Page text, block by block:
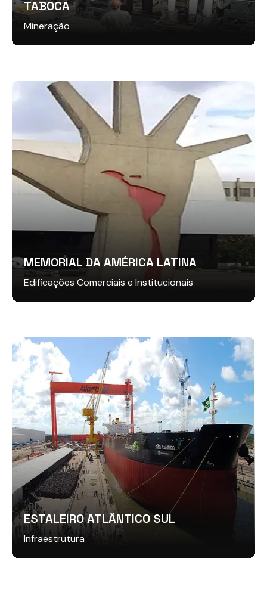
TABOCA
Mineração
MEMORIAL DA AMÉRICA LATINA
Edificações Comerciais e Institucionais
ESTALEIRO ATLÂNTICO SUL
Infraestrutura